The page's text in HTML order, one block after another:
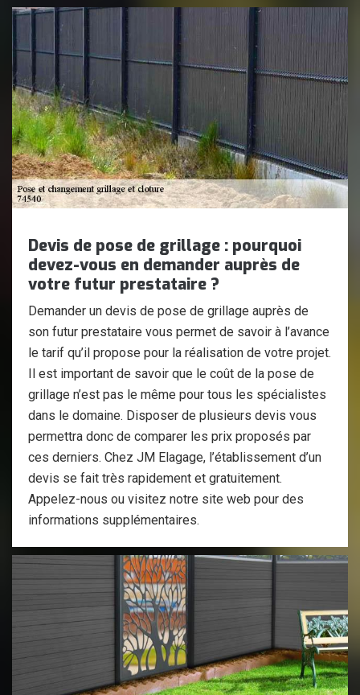
Devis de pose de grillage : pourquoi
devez-vous en demander auprès de
votre futur prestataire ?
Demander un devis de pose de grillage auprès de
son futur prestataire vous permet de savoir à l’avance
le tarif qu’il propose pour la réalisation de votre projet.
Il est important de savoir que le coût de la pose de
grillage n’est pas le même pour tous les spécialistes
dans le domaine. Disposer de plusieurs devis vous
permettra donc de comparer les prix proposés par
ces derniers. Chez JM Elagage, l’établissement d’un
devis se fait très rapidement et gratuitement.
Appelez-nous ou visitez notre site web pour des
informations supplémentaires.